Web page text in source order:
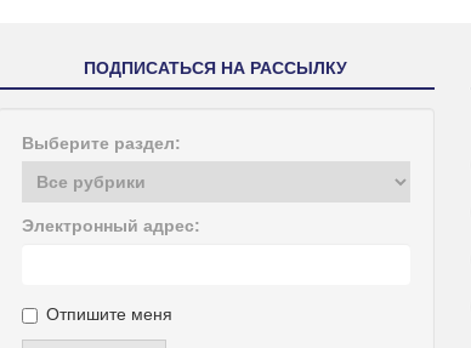
ПОДПИСАТЬСЯ НА РАССЫЛКУ
Выберите раздел:
Электронный адрес:
Отпишите меня